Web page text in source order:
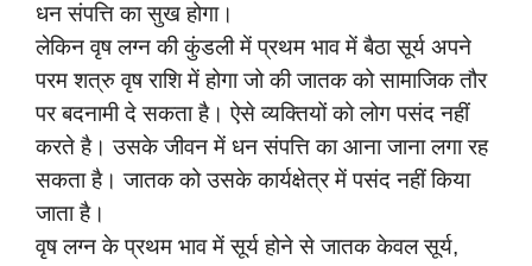
धन संपत्ति का सुख होगा।
लेकिन वृष लग्न की कुंडली में प्रथम भाव में बैठा सूर्य अपने
परम शत्रु वृष राशि में होगा जो की जातक को सामाजिक तौर
पर बदनामी दे सकता है। ऐसे व्यक्तियों को लोग पसंद नहीं
करते है। उसके जीवन में धन संपत्ति का आना जाना लगा रह
सकता है। जातक को उसके कार्यक्षेत्र में पसंद नहीं किया
जाता है।
वृष लग्न के प्रथम भाव में सूर्य होने से जातक केवल सूर्य,